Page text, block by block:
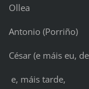
Ollea
Antonio (Porriño)
César (e máis eu,
e, máis tarde,